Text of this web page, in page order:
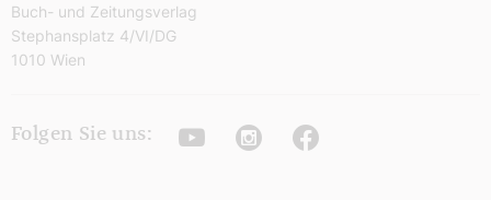
Buch- und Zeitungsverlag
Stephansplatz 4/VI/DG
1010 Wien
Folgen Sie uns: YoutubeInstagramFacebook